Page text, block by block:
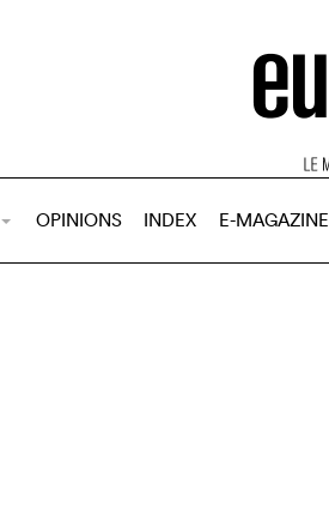
OPINIONS INDEX E-MAGAZINE